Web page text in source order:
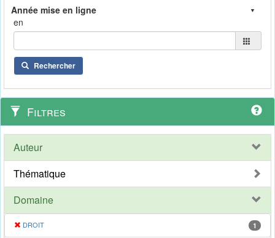
en
Rechercher
Filtres
Auteur
Thématique
Domaine
DROIT 1